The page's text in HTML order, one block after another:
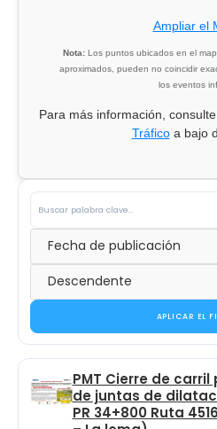
Ampliar el
Nota: Los puntos ubicados en el
aproximados, pueden no coincidir
los eventos
Para más información,
Tráficoa bajo
APLICAR EL
PMT Cierre de
de juntas de
PR 34+800 Ruta